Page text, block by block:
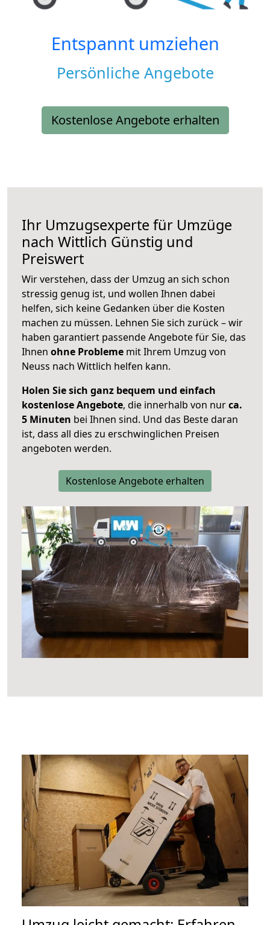
Entspannt umziehen
Persönliche Angebote
Kostenlose Angebote erhalten
Ihr Umzugsexperte für Umzüge
nach Wittlich Günstig und
Preiswert
Wir verstehen, dass der Umzug an sich schon
stressig genug ist, und wollen Ihnen dabei
helfen, sich keine Gedanken über die Kosten
machen zu müssen. Lehnen Sie sich zurück – wir
haben garantiert passende Angebote für Sie, das
Ihnen ohne Probleme mit Ihrem Umzug von
Neuss nach Wittlich helfen kann.
Holen Sie sich ganz bequem und einfach
kostenlose Angebote, die innerhalb von nurca.
5 Minuten bei Ihnen sind. Und das Beste daran
ist, dass all dies zu erschwinglichen Preisen
angeboten werden.
Kostenlose Angebote erhalten